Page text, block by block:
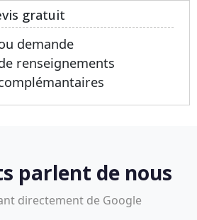
gratuit
demande
renseignements
parlent de nous
directement de Google